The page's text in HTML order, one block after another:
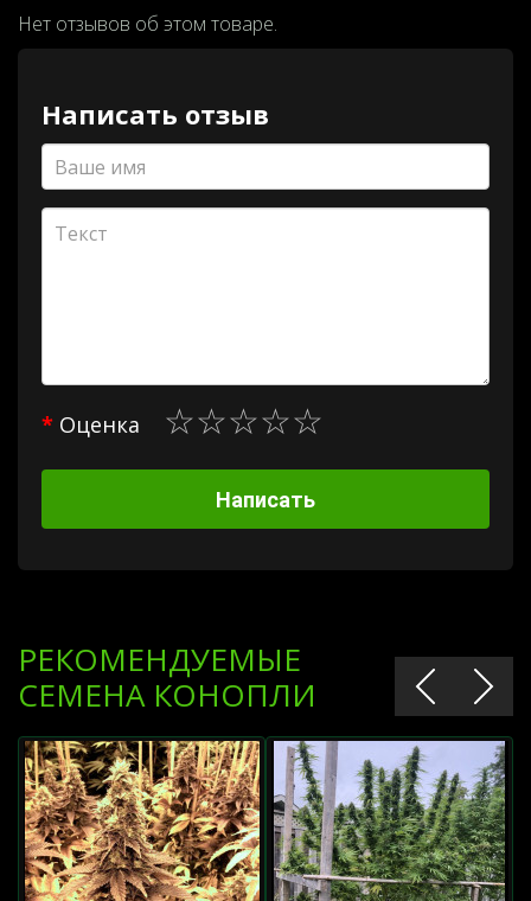
Нет отзывов об этом товаре.
Написать отзыв
Оценка
Написать
РЕКОМЕНДУЕМЫЕ
СЕМЕНА КОНОПЛИ